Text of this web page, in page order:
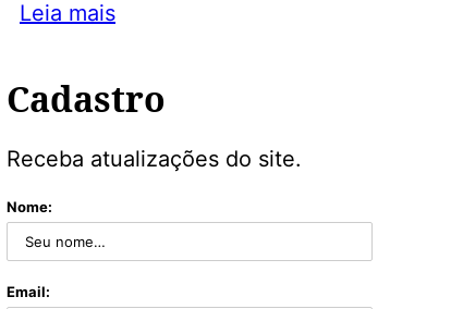
Leia mais
Cadastro
Receba atualizações do site.
Nome:
Email: